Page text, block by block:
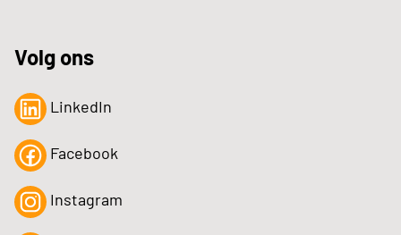
Volg ons
LinkedIn
Facebook
Instagram